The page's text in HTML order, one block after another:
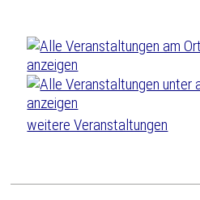
weitere Veranstaltungen